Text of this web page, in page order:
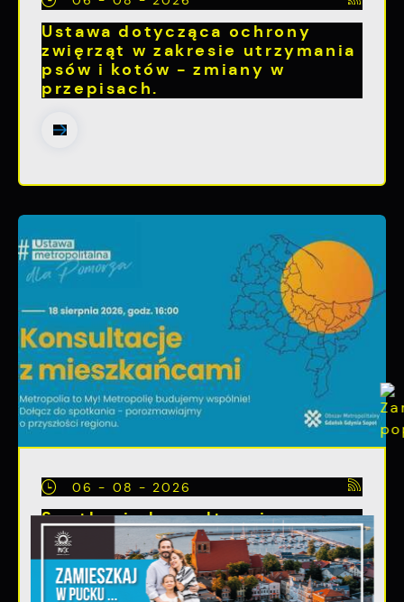
Ustawa dotycząca ochrony
zwięrząt w zakresie utrzymania
psów i kotów - zmiany w
przepisach.
06 - 08 - 2026
Spotkanie konsultacyjne
poświęcone powołaniu związku
metropolitalnego w
województwie pomorskim